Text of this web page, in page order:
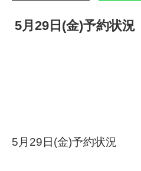
5月29日(金)予約状況
5月29日(金)予約状況